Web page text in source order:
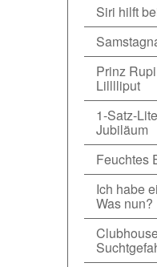
Siri hilft
Prinz
Lilllliput
1-Satz-
Jubiläum
Feuchtes
Ich habe
Was nun?